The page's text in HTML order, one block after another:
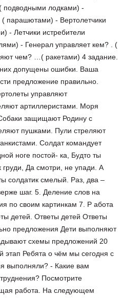
подводными лодками) -
парашютами) - Вертолетчики
- Летчики истребители
- Генерал управляет кем? . (
чем? …( ракетами) 4 задание.
допущены ошибки. Ваша
предложение правильно.
управляют
артиллеристами. Моря
защищают Родину с
пушками. Пули стреляют
Солдат командует
ноге постой- ка, Будто ты
груди, Да смотри, не упади. А
солдатик смелый. Раз, два –
шаг. 5. Деление слов на
по своим картинкам 7. Р абота
детей. Ответы детей Ответы
предложения Дети выполняют
схемы предложений 20
Ребята о чём мы сегодня с
выполняли? - Какие вам
Посмотрите
работа. На следующем